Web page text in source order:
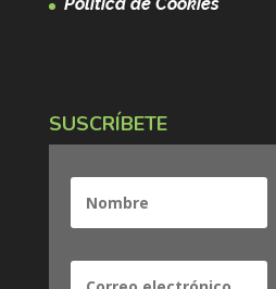
SUSCRÍBETE